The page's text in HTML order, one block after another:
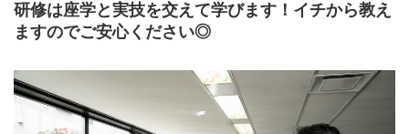
研修は座学と実技を交えて学びます！イチから教え
ますのでご安心ください◎